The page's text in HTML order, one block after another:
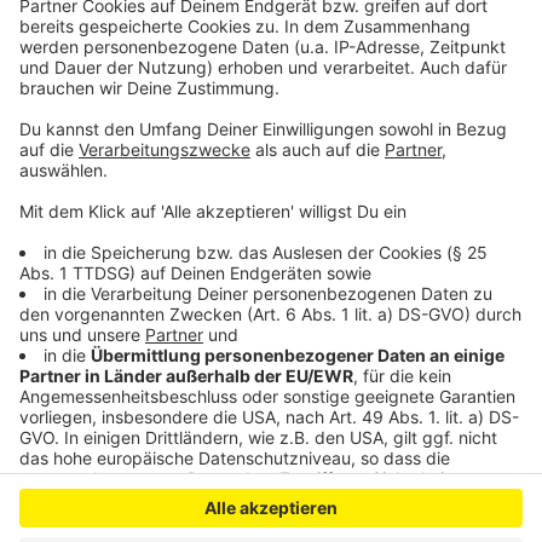
Anzeige
persönlicher Wochenrückblick - so privat wie noch nie,
so lustig wie immer.
Anzeige